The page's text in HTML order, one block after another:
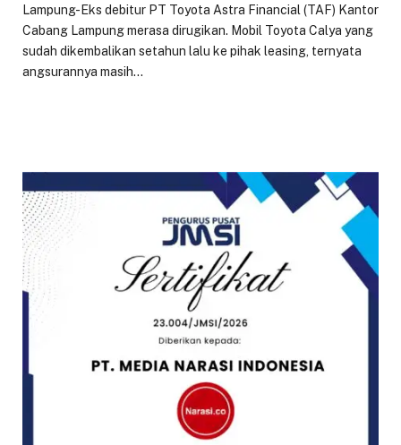
Lampung-Eks debitur PT Toyota Astra Financial (TAF) Kantor
Cabang Lampung merasa dirugikan. Mobil Toyota Calya yang
sudah dikembalikan setahun lalu ke pihak leasing, ternyata
angsurannya masih…